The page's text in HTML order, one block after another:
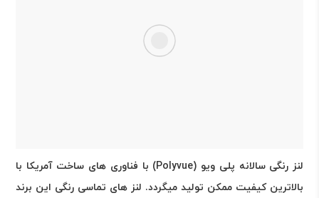
لنز رنگی سالانه پلی ویو (Polyvue) با فناوری های ساخت آمریکا با
بالاترین کیفیت ممکن تولید میگردد. لنز های تماسی رنگی این برند